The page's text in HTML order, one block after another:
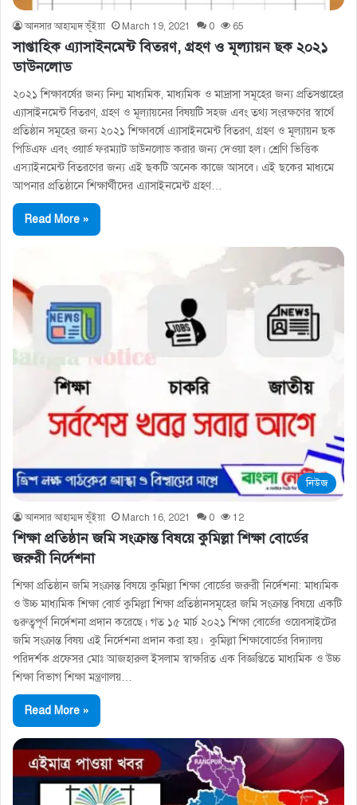
আনসার আহাম্মদ ভূঁইয়া March 19, 2021 0 65
সাপ্তাহিক এ্যাসাইনমেন্ট বিতরণ, গ্রহণ ও মূল্যায়ন ছক ২০২১
ডাউনলোড
২০২১ শিক্ষাবর্ষের জন্য নিন্ম মাধ্যমিক, মাধ্যমিক ও মাদ্রাসা সমূহের জন্য প্রতিসপ্তাহের
এ্যাসাইনমেন্ট বিতরণ, গ্রহণ ও মূল্যায়নের বিষয়টি সহজ এবং তথ্য সংরক্ষণের স্বার্থে
প্রতিষ্ঠান সমূহের জন্য ২০২১ শিক্ষাবর্ষে এ্যাসাইনমেন্ট বিতরণ, গ্রহণ ও মূল্যায়ন ছক
পিডিএফ এবং ওয়ার্ড ফরম্যাট ডাউনলোড করার জন্য দেওয়া হল। শ্রেণি ভিত্তিক
এস্যাইনমেন্ট বিতরণের জন্য এই ছকটি অনেক কাজে আসবে। এই ছকের মাধ্যমে
আপনার প্রতিষ্ঠানে শিক্ষার্থীদের এ্যাসাইনমেন্ট গ্রহণ…
Read More »
নিউজ
আনসার আহাম্মদ ভূঁইয়া March 16, 2021 0 12
শিক্ষা প্রতিষ্ঠান জমি সংক্রান্ত বিষয়ে কুমিল্লা শিক্ষা বোর্ডের
জরুরী নির্দেশনা
শিক্ষা প্রতিষ্ঠান জমি সংক্রান্ত বিষয়ে কুমিল্লা শিক্ষা বোর্ডের জরুরী নির্দেশনা: মাধ্যমিক
ও উচ্চ মাধ্যমিক শিক্ষা বোর্ড কুমিল্লা শিক্ষা প্রতিষ্ঠানসমূহের জমি সংক্রান্ত বিষয়ে একটি
গুরুত্বপূর্ণ নির্দেশনা প্রদান করেছে। গত ১৫ মার্চ ২০২১ শিক্ষা বোর্ডের ওয়েবসাইটের
জমি সংক্রান্ত বিষয় এই নির্দেশনা প্রদান করা হয়। কুমিল্লা শিক্ষাবোর্ডের বিদ্যালয়
পরিদর্শক প্রফেসর মোঃ আজহারুল ইসলাম স্বাক্ষরিত এক বিজ্ঞপ্তিতে মাধ্যমিক ও উচ্চ
শিক্ষা বিভাগ শিক্ষা মন্ত্রণালয়…
Read More »